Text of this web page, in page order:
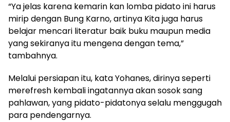
“Ya jelas karena kemarin kan lomba pidato ini harus
mirip dengan Bung Karno, artinya Kita juga harus
belajar mencari literatur baik buku maupun media
yang sekiranya itu mengena dengan tema,”
tambahnya.
Melalui persiapan itu, kata Yohanes, dirinya seperti
merefresh kembali ingatannya akan sosok sang
pahlawan, yang pidato-pidatonya selalu menggugah
para pendengarnya.